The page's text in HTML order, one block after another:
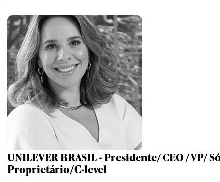
UNILEVER BRASIL - Presidente/ CEO / VP/
Proprietário/C-level